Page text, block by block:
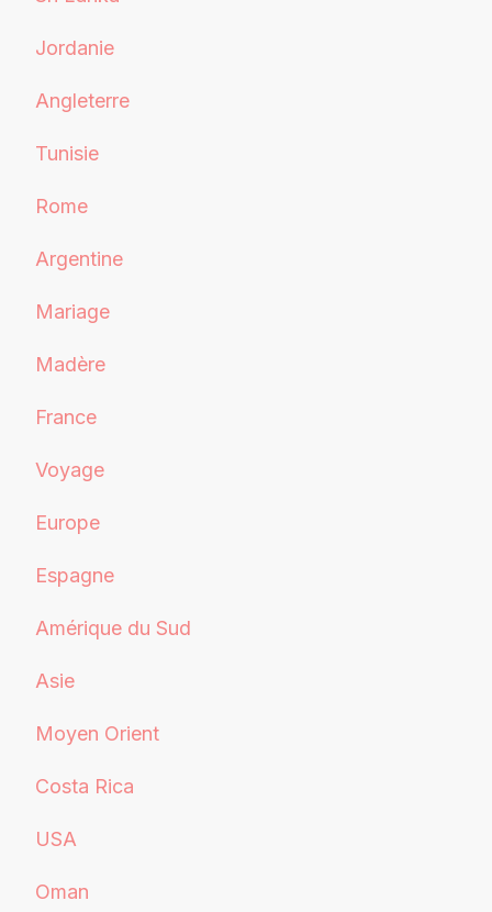
Jordanie
Angleterre
Tunisie
Rome
Argentine
Mariage
Madère
France
Voyage
Europe
Espagne
Amérique du Sud
Asie
Moyen Orient
Costa Rica
USA
Oman